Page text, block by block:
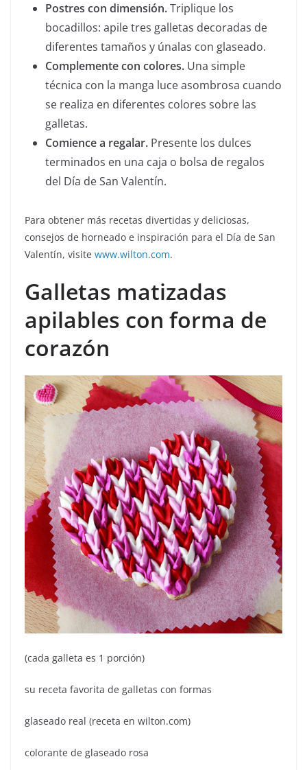
Postres con dimensión.Triplique los
bocadillos: apile tres galletas decoradas de
diferentes tamaños y únalas con glaseado.
Complemente con colores. Una simple
técnica con la manga luce asombrosa cuando
se realiza en diferentes colores sobre las
galletas.
Comience a regalar. Presente los dulces
terminados en una caja o bolsa de regalos
del Día de San Valentín.
Para obtener más recetas divertidas y deliciosas,
consejos de horneado e inspiración para el Día de San
Valentín, visite www.wilton.com.
Galletas matizadas
apilables con forma de
corazón
(cada galleta es 1 porción)
su receta favorita de galletas con formas
glaseado real (receta en wilton.com)
colorante de glaseado rosa